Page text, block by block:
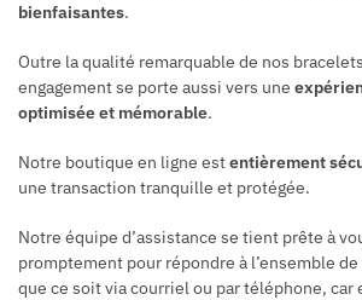
bienfaisantes.
Outre la qualité remarquable de nos
engagement se porte aussi vers une
optimisée et mémorable.
Notre boutique en ligne estentièrement
une transaction tranquille et protégée.
Notre équipe d’assistance se tient prête à
promptement pour répondre à l’ensemble
que ce soit via courriel ou par téléphone,